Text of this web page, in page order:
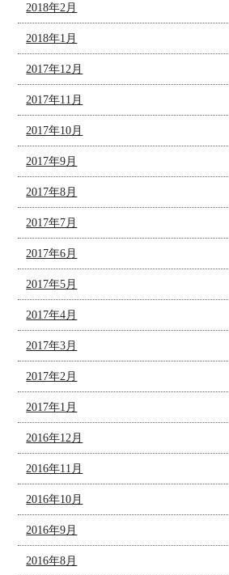
2018年2月
2018年1月
2017年12月
2017年11月
2017年10月
2017年9月
2017年8月
2017年7月
2017年6月
2017年5月
2017年4月
2017年3月
2017年2月
2017年1月
2016年12月
2016年11月
2016年10月
2016年9月
2016年8月